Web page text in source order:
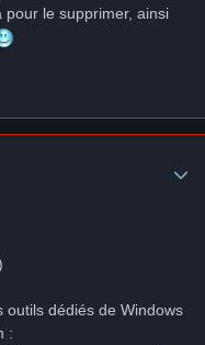
pour le supprimer, ainsi
outils dédiés de Windows
: